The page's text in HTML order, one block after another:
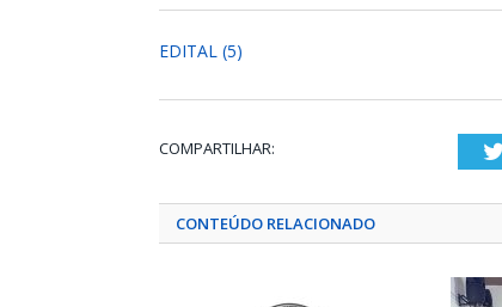
EDITAL (5)
COMPARTILHAR:
CONTEÚDO RELACIONADO